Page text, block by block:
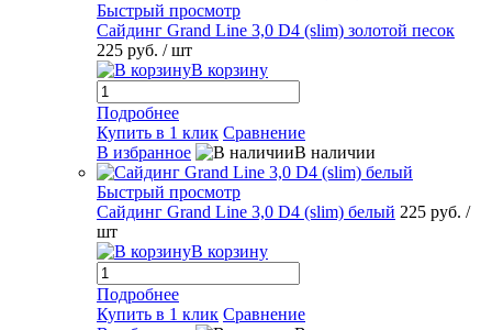
Быстрый просмотр
Сайдинг Grand Line 3,0 D4 (slim) золотой песок
225 руб. / шт
В корзину
Подробнее
Купить в 1 клик Сравнение
В избранное
В наличии
Быстрый просмотр
Сайдинг Grand Line 3,0 D4 (slim) белый 225 руб. /
шт
В корзину
Подробнее
Купить в 1 клик Сравнение